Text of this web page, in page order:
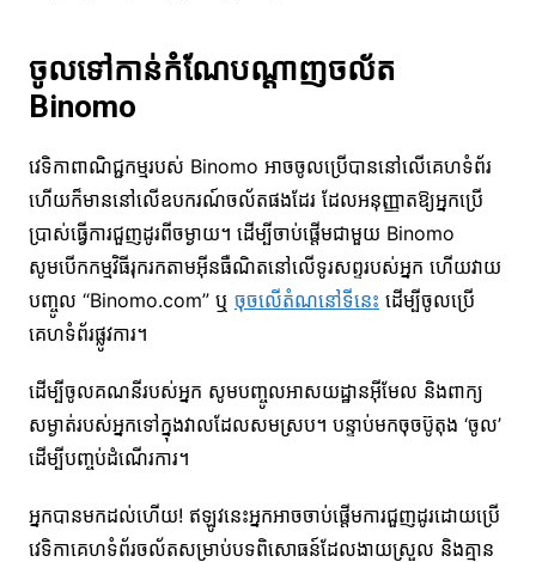
ចូលទៅកាន់កំណែបណ្តាញចល័ត
Binomo
វេទិកាពាណិជ្ជកម្មរបស់ Binomo អាចចូលប្រើបាននៅលើគេហទំព័រ
ហើយក៏មាននៅលើឧបករណ៍ចល័តផងដែរ ដែលអនុញ្ញាតឱ្យអ្នកប្រើ
ប្រាស់ធ្វើការជួញដូរពីចម្ងាយ។ ដើម្បីចាប់ផ្តើមជាមួយ Binomo
សូមបើកកម្មវិធីរុករកតាមអ៊ីនធឺណិតនៅលើទូរសព្ទរបស់អ្នក ហើយវាយ
បញ្ចូល “Binomo.com” ឬ ចុចលើតំណនៅទីនេះ ដើម្បីចូលប្រើ
គេហទំព័រផ្លូវការ។
ដើម្បីចូលគណនីរបស់អ្នក សូមបញ្ចូលអាសយដ្ឋានអ៊ីមែល និងពាក្យ
សម្ងាត់របស់អ្នកទៅក្នុងវាលដែលសមស្រប។ បន្ទាប់មកចុចប៊ូតុង ‘ចូល’
ដើម្បីបញ្ចប់ដំណើរការ។
អ្នកបានមកដល់ហើយ! ឥឡូវនេះអ្នកអាចចាប់ផ្តើមការជួញដូរដោយប្រើ
វេទិកាគេហទំព័រចល័តសម្រាប់បទពិសោធន៍ដែលងាយស្រួល និងគ្មាន